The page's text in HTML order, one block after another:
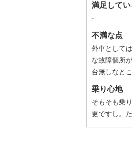
満足してい
-
不満な点
外車として
な故障個所
台無しなと
乗り心地
そもそも乗
更ですし。